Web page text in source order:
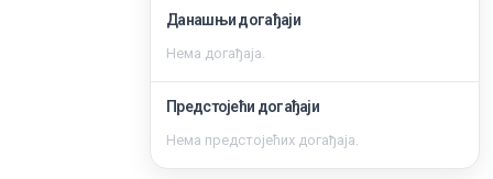
Данашњи догађаји
Нема догађаја.
Предстојећи догађаји
Нема предстојећих догађаја.
Заштита од сексуалног узнемиравања и уцењивања